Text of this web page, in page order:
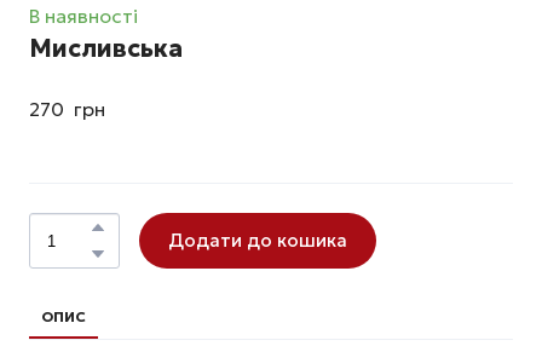
В наявності
Мисливська
270  грн
Додати до кошика
ОПИС